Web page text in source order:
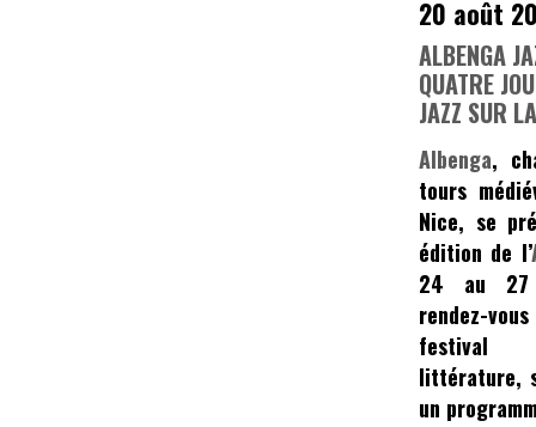
20 août
ALBENGA
QUATRE
JAZZ SUR
Albenga,
tours
Nice, se
édition de l’
24 au 27
rendez-
festival
littérature,
un